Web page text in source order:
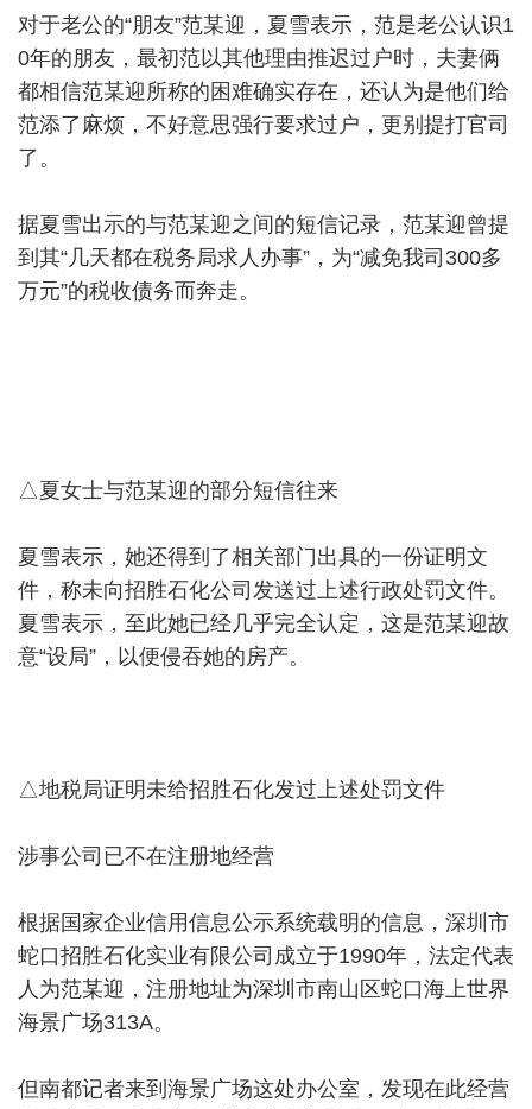
对于老公的“朋友”范某迎，夏雪表示，范是老公认识1
0年的朋友，最初范以其他理由推迟过户时，夫妻俩
都相信范某迎所称的困难确实存在，还认为是他们给
范添了麻烦，不好意思强行要求过户，更别提打官司
了。
据夏雪出示的与范某迎之间的短信记录，范某迎曾提
到其“几天都在税务局求人办事”，为“减免我司300多
万元”的税收债务而奔走。
△夏女士与范某迎的部分短信往来
夏雪表示，她还得到了相关部门出具的一份证明文
件，称未向招胜石化公司发送过上述行政处罚文件。
夏雪表示，至此她已经几乎完全认定，这是范某迎故
意“设局”，以便侵吞她的房产。
△地税局证明未给招胜石化发过上述处罚文件
涉事公司已不在注册地经营
根据国家企业信用信息公示系统载明的信息，深圳市
蛇口招胜石化实业有限公司成立于1990年，法定代表
人为范某迎，注册地址为深圳市南山区蛇口海上世界
海景广场313A。
但南都记者来到海景广场这处办公室，发现在此经营